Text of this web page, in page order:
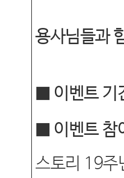
용사님들과
■ 이벤트 기
■ 이벤트 참
스토리 19주